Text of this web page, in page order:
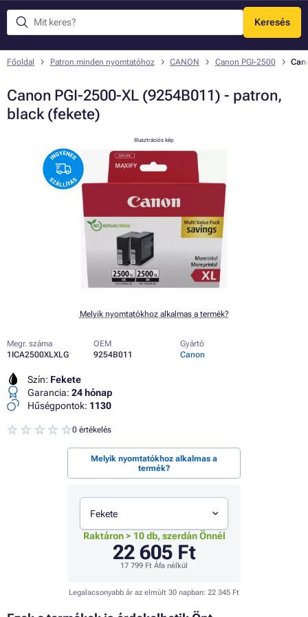
Keresés
Menü
Főoldal Patron minden nyomtatóhoz CANON Canon PGI-2500
Canon PGI-2500-XL (9254B011) - patron,
black (fekete)
Illusztrációs kép
Melyik nyomtatókhoz alkalmas a termék?
Megr. száma
1ICA2500XLXLG
OEM
9254B011
Gyártó
Canon
Szín: Fekete
Garancia: 24 hónap
Hűségpontok: 1130
0 értékelés
Melyik nyomtatókhoz alkalmas a
termék?
Fekete
Raktáron > 10 db, szerdán Önnél
22 605 Ft
17 799 Ft Áfa nélkül
Legalacsonyabb ár az elmúlt 30 napban: 22 345 Ft